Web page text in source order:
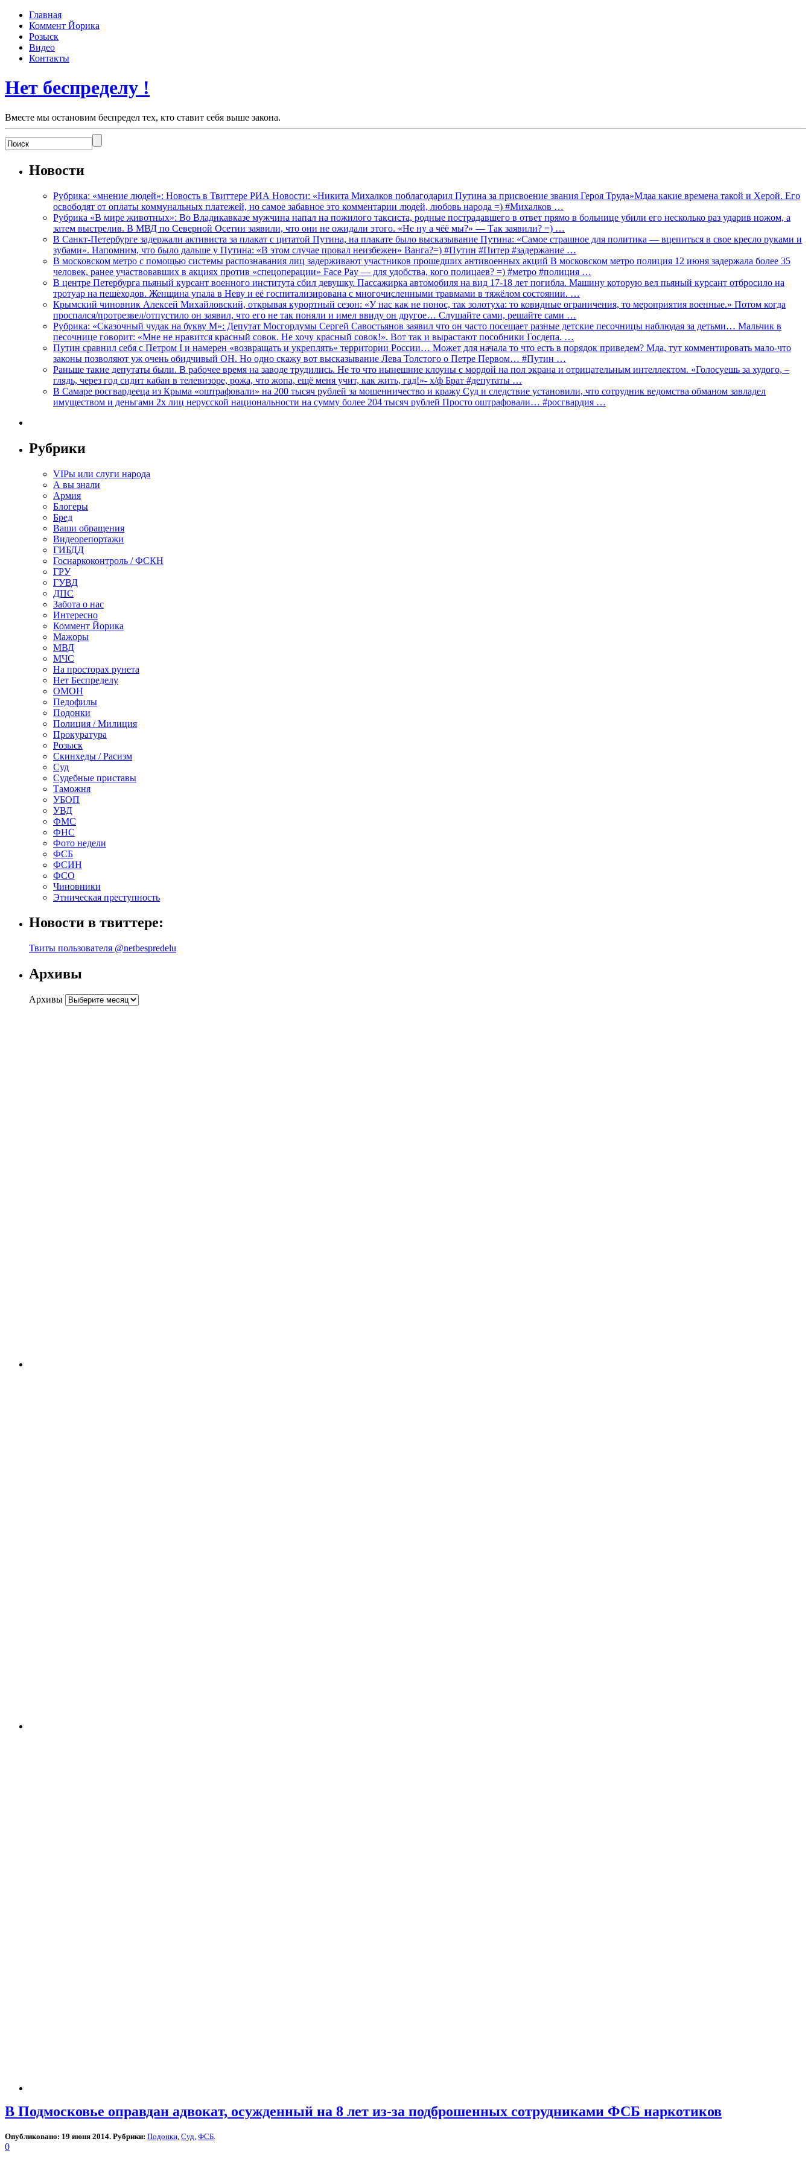
Главная
Коммент Йорика
Розыск
Видео
Контакты
Нет беспределу !
Вместе мы остановим беспредел тех, кто ставит себя выше закона.
Новости
Рубрика: «мнение людей»: Новость в Твиттере РИА Новости: «Никита Михалков поблагодарил Путина за присвоение звания Героя Труда»Мдаа какие времена такой и Херой. Его
освободят от оплаты коммунальных платежей, но самое забавное это комментарии людей, любовь народа =) #Михалков …
Рубрика «В мире животных»: Во Владикавказе мужчина напал на пожилого таксиста, родные пострадавшего в ответ прямо в больнице убили его несколько раз ударив ножом, а
затем выстрелив. В МВД по Северной Осетии заявили, что они не ожидали этого. «Не ну а чёё мы?» — Так заявили? =) …
В Санкт-Петербурге задержали активиста за плакат с цитатой Путина, на плакате было высказывание Путина: «Самое страшное для политика — вцепиться в свое кресло руками и
зубами». Напомним, что было дальше у Путина: «В этом случае провал неизбежен» Ванга?=) #Путин #Питер #задержание …
В московском метро с помощью системы распознавания лиц задерживают участников прошедших антивоенных акций В московском метро полиция 12 июня задержала более 35
человек, ранее участвовавших в акциях против «спецоперации» Face Pay — для удобства, кого полицаев? =) #метро #полиция …
В центре Петербурга пьяный курсант военного института сбил девушку. Пассажирка автомобиля на вид 17-18 лет погибла. Машину которую вел пьяный курсант отбросило на
тротуар на пешеходов. Женщина упала в Неву и её госпитализирована с многочисленными травмами в тяжёлом состоянии. …
Крымский чиновник Алексей Михайловский, открывая курортный сезон: «У нас как не понос, так золотуха: то ковидные ограничения, то мероприятия военные.» Потом когда
проспался/протрезвел/отпустило он заявил, что его не так поняли и имел ввиду он другое… Слушайте сами, решайте сами …
Рубрика: «Сказочный чудак на букву М»: Депутат Мосгордумы Сергей Савостьянов заявил что он часто посещает разные детские песочницы наблюдая за детьми… Мальчик в
песочнице говорит: «Мне не нравится красный совок. Не хочу красный совок!». Вот так и вырастают пособники Госдепа. …
Путин сравнил себя с Петром I и намерен «возвращать и укреплять» территории России… Может для начала то что есть в порядок приведем? Мда, тут комментировать мало-что
законы позволяют уж очень обидчивый ОН. Но одно скажу вот высказывание Лева Толстого о Петре Первом… #Путин …
Раньше такие депутаты были. В рабочее время на заводе трудились. Не то что нынешние клоуны с мордой на пол экрана и отрицательным интеллектом. «Голосуешь за худого, –
глядь, через год сидит кабан в телевизоре, рожа, что жопа, ещё меня учит, как жить, гад!»- х/ф Брат #депутаты …
В Самаре росгвардееца из Крыма «оштрафовали» на 200 тысяч рублей за мошенничество и кражу Суд и следствие установили, что сотрудник ведомства обманом завладел
имуществом и деньгами 2х лиц нерусской национальности на сумму более 204 тысяч рублей Просто оштрафовали… #росгвардия …
Рубрики
VIPы или слуги народа
А вы знали
Армия
Блогеры
Бред
Ваши обращения
Видеорепортажи
ГИБДД
Госнаркоконтроль / ФСКН
ГРУ
ГУВД
ДПС
Забота о нас
Интересно
Коммент Йорика
Мажоры
МВД
МЧС
На просторах рунета
Нет Беспределу
ОМОН
Педофилы
Подонки
Полиция / Милиция
Прокуратура
Розыск
Скинхеды / Расизм
Суд
Судебные приставы
Таможня
УБОП
УВД
ФМС
ФНС
Фото недели
ФСБ
ФСИН
ФСО
Чиновники
Этническая преступность
Новости в твиттере:
Твиты пользователя @netbespredelu
Архивы
Архивы
В Подмосковье оправдан адвокат, осужденный на 8 лет из-за подброшенных сотрудниками ФСБ наркотиков
Опубликовано: 19 июня 2014. Рубрики: Подонки Суд ФСБ
0